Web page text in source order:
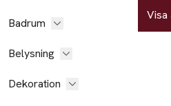
Badrum
Belysning
Dekoration
Visa